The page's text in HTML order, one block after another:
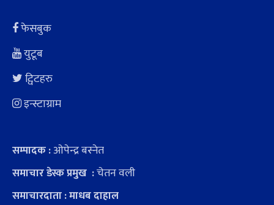
फेसबुक
युटूब
ट्विटहरु
इन्स्टाग्राम
सम्पादक :ओपेन्द्र बस्नेत
समाचार डेस्क प्रमुख :चेतन वली
समाचारदाता : माधब दाहाल